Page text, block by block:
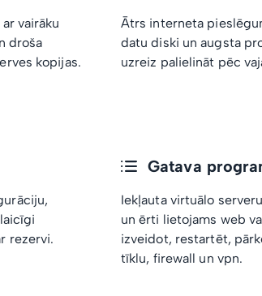
vairāku
droša
kopijas.
Ātrs interneta
datu diski un augsta
uzreiz palielināt pēc
rezervi.
Gatava
Iekļauta virtuālo
un ērti lietojams web
izveidot, restartēt,
tīklu, firewall un vpn.